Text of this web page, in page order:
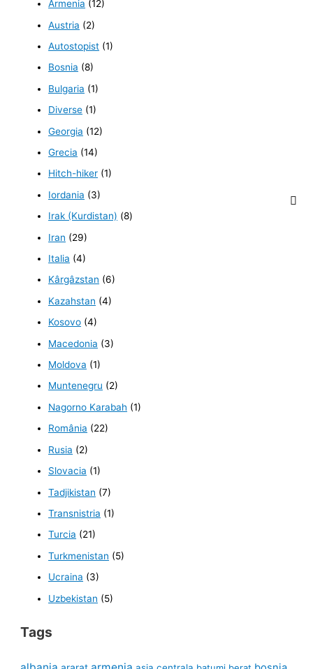
Armenia (12)
Austria (2)
Autostopist (1)
Bosnia (8)
Bulgaria (1)
Diverse (1)
Georgia (12)
Grecia (14)
Hitch-hiker (1)
Iordania (3)
Irak (Kurdistan) (8)
Iran (29)
Italia (4)
Kârgâzstan (6)
Kazahstan (4)
Kosovo (4)
Macedonia (3)
Moldova (1)
Muntenegru (2)
Nagorno Karabah (1)
România (22)
Rusia (2)
Slovacia (1)
Tadjikistan (7)
Transnistria (1)
Turcia (21)
Turkmenistan (5)
Ucraina (3)
Uzbekistan (5)
Tags